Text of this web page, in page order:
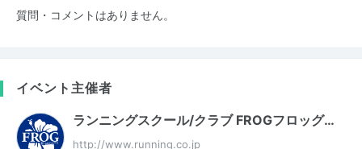
質問・コメントはありません。
イベント主催者
ランニングスクール/クラブ FROGフロッグ…
http://www.running.co.jp